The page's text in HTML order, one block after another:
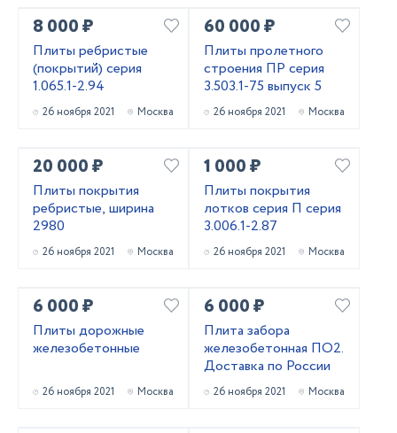
8 000 ₽
Плиты ребристые
(покрытий) серия
1.065.1-2.94
26 ноября 2021 Москва
60 000 ₽
Плиты пролетного
строения ПР серия
3.503.1-75 выпуск 5
26 ноября 2021 Москва
20 000 ₽
Плиты покрытия
ребристые, ширина
2980
26 ноября 2021 Москва
1 000 ₽
Плиты покрытия
лотков серия П серия
3.006.1-2.87
26 ноября 2021 Москва
6 000 ₽
Плиты дорожные
железобетонные
26 ноября 2021 Москва
6 000 ₽
Плита забора
железобетонная ПО2.
Доставка по России
26 ноября 2021 Москва